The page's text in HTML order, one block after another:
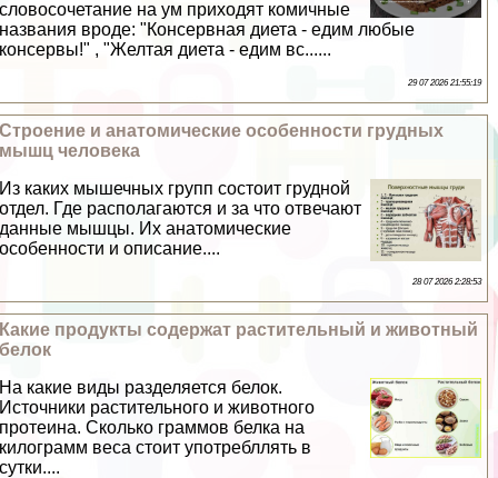
словосочетание на ум приходят комичные
названия вроде: "Консервная диета - едим любые
консервы!" , "Желтая диета - едим вс......
29 07 2026 21:55:19
Строение и анатомические особенности грудных
мышц человека
Из каких мышечных групп состоит грудной
отдел. Где располагаются и за что отвечают
данные мышцы. Их анатомические
особенности и описание....
28 07 2026 2:28:53
Какие продукты содержат растительный и животный
белок
На какие виды разделяется белок.
Источники растительного и животного
протеина. Сколько граммов белка на
килограмм веса стоит употрeбллять в
сутки....